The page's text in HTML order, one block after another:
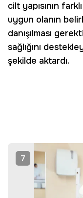
cilt yapısının
uygun olanın
danışılması
sağlığını
şekilde aktardı.
7